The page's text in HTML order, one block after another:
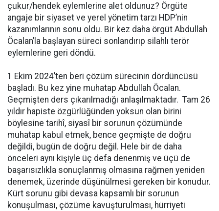
çukur/hendek eylemlerine alet oldunuz? Örgüte
angaje bir siyaset ve yerel yönetim tarzı HDP’nin
kazanımlarının sonu oldu. Bir kez daha örgüt Abdullah
Öcalan’la başlayan süreci sonlandırıp silahlı terör
eylemlerine geri döndü.
1 Ekim 2024’ten beri çözüm sürecinin dördüncüsü
başladı. Bu kez yine muhatap Abdullah Öcalan.
Geçmişten ders çıkarılmadığı anlaşılmaktadır. Tam 26
yıldır hapiste özgürlüğünden yoksun olan birini
böylesine tarihî, siyasî bir sorunun çözümünde
muhatap kabul etmek, bence geçmişte de doğru
değildi, bugün de doğru değil. Hele bir de daha
önceleri aynı kişiyle üç defa denenmiş ve üçü de
başarısızlıkla sonuçlanmış olmasına rağmen yeniden
denemek, üzerinde düşünülmesi gereken bir konudur.
Kürt sorunu gibi devasa kapsamlı bir sorunun
konuşulması, çözüme kavuşturulması, hürriyeti